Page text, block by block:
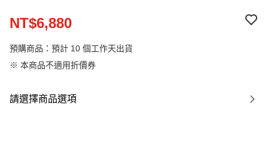
NT$6,880
預購商品：預計 10 個工作天出貨
※ 本商品不適用折價券
請選擇商品選項